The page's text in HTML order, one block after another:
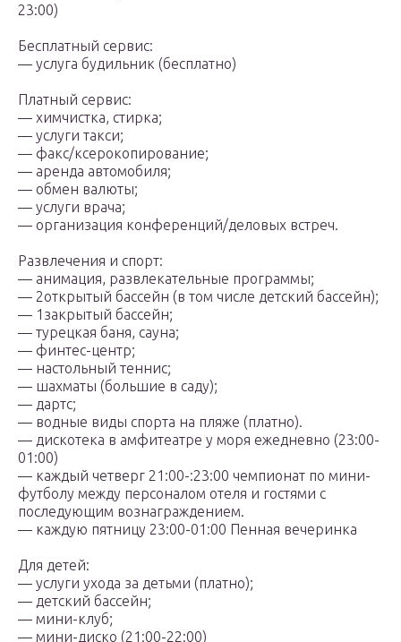
23:00)
Бесплатный сервис:
— услуга будильник (бесплатно)
Платный сервис:
— химчистка, стирка;
— услуги такси;
— факс/ксерокопирование;
— аренда автомобиля;
— обмен валюты;
— услуги врача;
— организация конференций/деловых встреч.
Развлечения и спорт:
— анимация, развлекательные программы;
— 2открытый бассейн (в том числе детский бассейн);
— 1закрытый бассейн;
— турецкая баня, сауна;
— финтес-центр;
— настольный теннис;
— шахматы (большие в саду);
— дартс;
— водные виды спорта на пляже (платно).
— дискотека в амфитеатре у моря ежедневно (23:00-
01:00)
— каждый четверг 21:00-:23:00 чемпионат по мини-
футболу между персоналом отеля и гостями с
последующим вознаграждением.
— каждую пятницу 23:00-01:00 Пенная вечеринка
Для детей:
— услуги ухода за детьми (платно);
— детский бассейн;
— мини-клуб;
— мини-диско (21:00-22:00)